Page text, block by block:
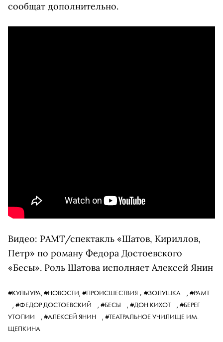
сообщат дополнительно.
Видео: РАМТ/спектакль «Шатов, Кириллов,
Петр» по роману Федора Достоевского
«Бесы». Роль Шатова исполняет Алексей Янин
#КУЛЬТУРА, #НОВОСТИ, #ПРОИСШЕСТВИЯ , #ЗОЛУШКА , #РАМТ
, #ФЕДОР ДОСТОЕВСКИЙ , #БЕСЫ , #ДОН КИХОТ , #БЕРЕГ
УТОПИИ
, #АЛЕКСЕЙ ЯНИН , #ТЕАТРАЛЬНОЕ УЧИЛИЩЕ ИМ.
ЩЕПКИНА